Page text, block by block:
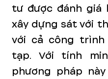
tư được đánh
xây dựng sát với
với cả công
tạp. Với tính
phương pháp